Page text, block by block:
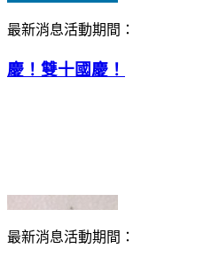
最新消息活動期間：
慶！雙十國慶！
最新消息活動期間：